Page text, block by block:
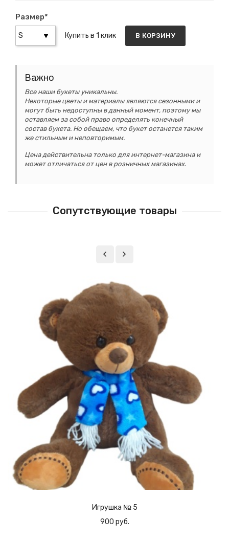
Размер*
Купить в 1 клик В КОРЗИНУ
Важно
Все наши букеты уникальны.
Некоторые цветы и материалы являются сезонными и
могут быть недоступны в данный момент, поэтому мы
оставляем за собой право определять конечный
состав букета. Но обещаем, что букет останется таким
же стильным и неповторимым.
Цена действительна только для интернет-магазина и
может отличаться от цен в розничных магазинах.
Сопутствующие товары
Игрушка № 5
900 руб.